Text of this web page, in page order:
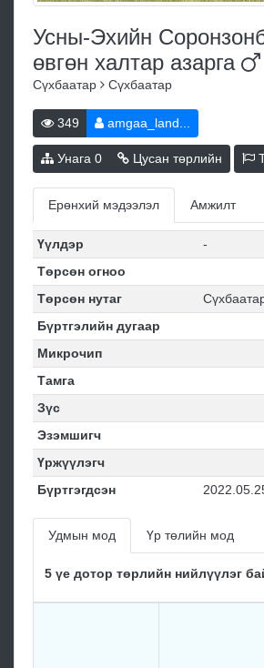
Усны-Эхийн
өвгөн халтар азарга
Сүхбаатар Сүхбаатар
349 amgaa_land...
Унага 0 Цусан төрлийн
Ерөнхий мэдээлэл Амжилт
Үүлдэр
-
Төрсөн огноо
Төрсөн нутаг
Бүртгэлийн дугаар
Микрочип
Тамга
Зүс
Эзэмшигч
Үржүүлэгч
Бүртгэгдсэн
Удмын мод Үр төлийн мод
5 үе дотор төрлийн нийлүүлэг